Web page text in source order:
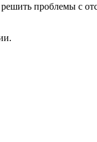
проблемы с